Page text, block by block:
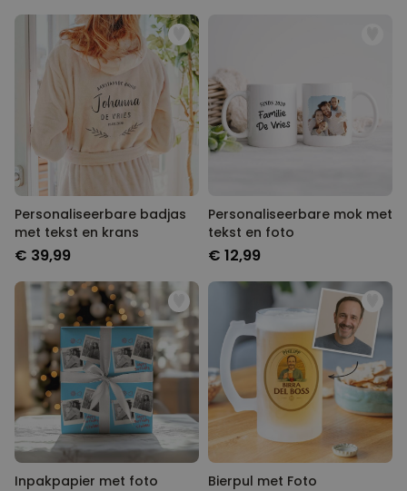
Personaliseerbare badjas
met tekst en krans
€ 39,99
Personaliseerbare mok met
tekst en foto
€ 12,99
Inpakpapier met foto
Bierpul met Foto